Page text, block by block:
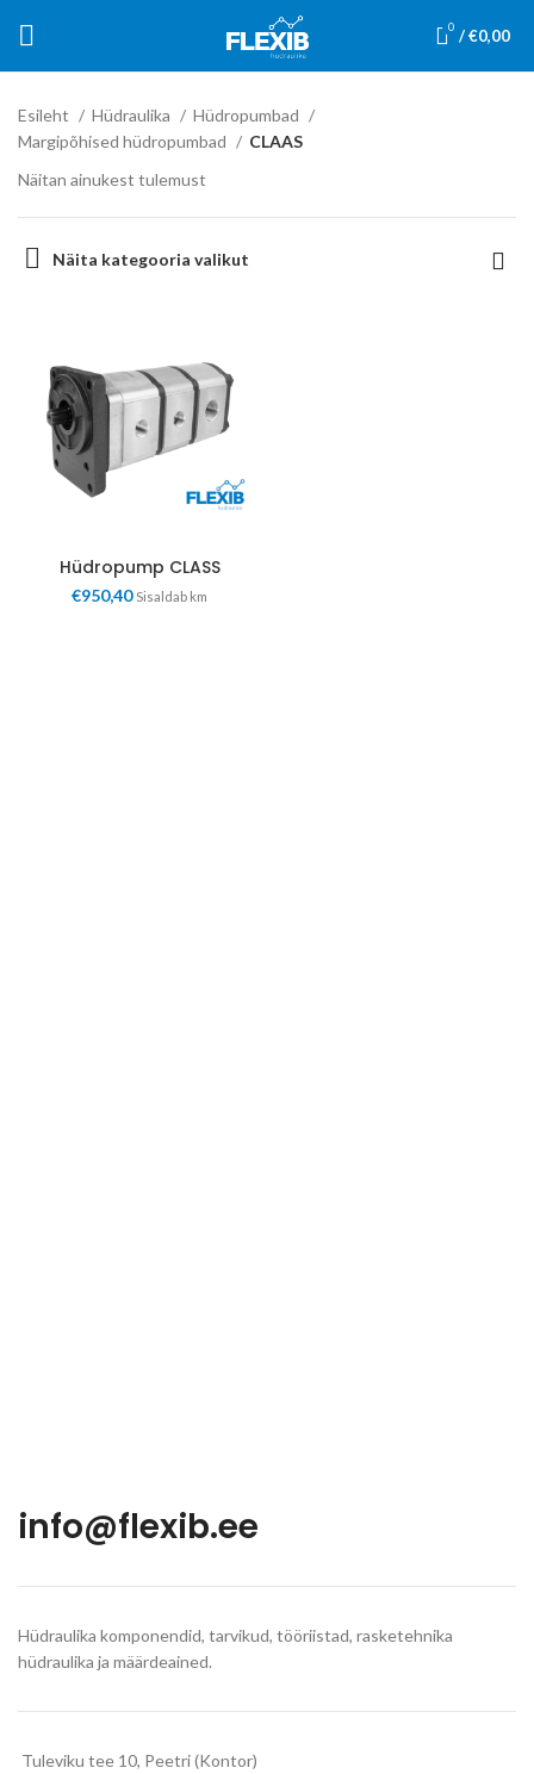
0 /€0,00
Esileht Hüdraulika
Hüdropumbad
Margipõhised hüdropumbad
CLAAS
Näitan ainukest tulemust
Näita kategooria valikut
Hüdropump CLASS
€950,40 Sisaldab km
info@flexib.ee
Hüdraulika komponendid, tarvikud, tööriistad, rasketehnika
hüdraulika ja määrdeained.
Tuleviku tee 10, Peetri (Kontor)